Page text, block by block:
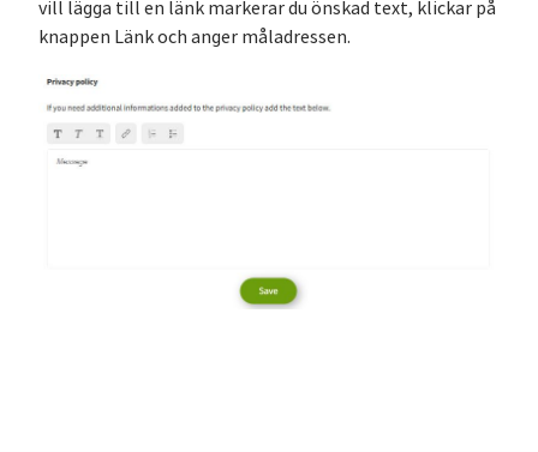
vill lägga till en länk markerar du önskad text, klickar på
knappen Länk och anger måladressen.